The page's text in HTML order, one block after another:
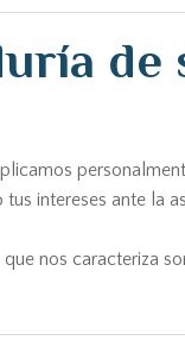
de
intereses ante la
nos caracteriza